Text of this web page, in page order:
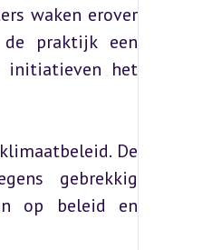
waken erover
praktijk een
initiatieven het
De
gebrekkig
op beleid en